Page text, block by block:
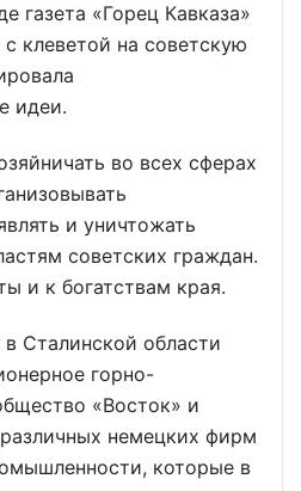
газета «Горец Кавказа»
с клеветой на советскую
идеи.
во всех сферах
и уничтожать
советских граждан.
и к богатствам края.
в Сталинской области
горно-
«Восток» и
немецких фирм
которые в